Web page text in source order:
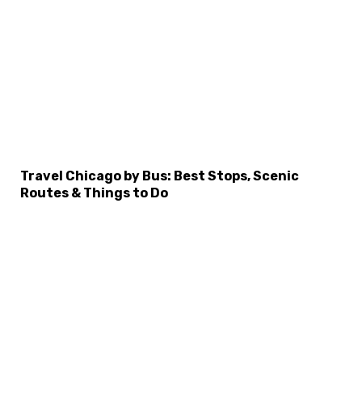
Travel Chicago by Bus: Best Stops, Scenic
Routes & Things to Do